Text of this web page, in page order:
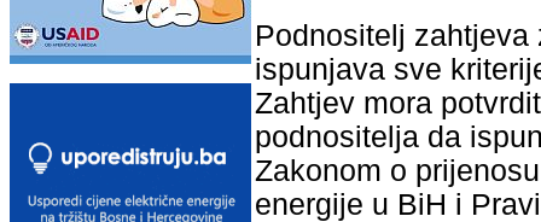
Podnositelj
ispunjava sve
Zahtjev mora
podnositelja da
Zakonom o
energije u BiH i